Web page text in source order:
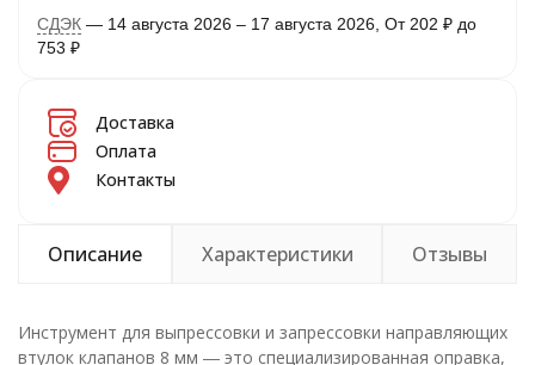
СДЭК 14 августа 2026 – 17 августа 2026 От 202 ₽ до
753 ₽
Доставка
Оплата
Контакты
Описание Характеристики Отзывы
Инструмент для выпрессовки и запрессовки направляющих
втулок клапанов 8 мм ― это специализированная оправка,